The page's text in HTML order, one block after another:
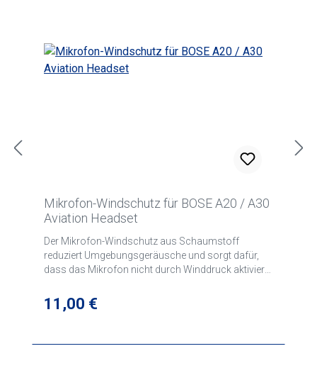
Mikrofon-Windschutz für BOSE A20 / A30
Aviation Headset
Der Mikrofon-Windschutz aus Schaumstoff
reduziert Umgebungsgeräusche und sorgt dafür,
dass das Mikrofon nicht durch Winddruck aktiviert
über das Headset-Mikrofon ziehen und dank
integrierter Haken am Mikrofon
Regulärer Preis:
11,00 €